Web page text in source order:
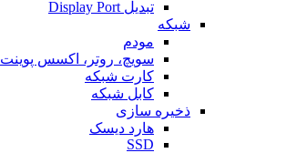
تبدیل Display Port
شبکه
مودم
سویچ، روتر، اکسس پوینت
کارت شبکه
کابل شبکه
ذخیره سازی
هارد دیسک
SSD